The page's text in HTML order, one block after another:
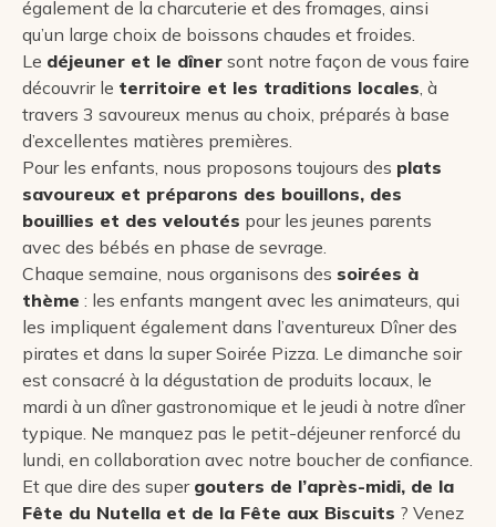
également de la charcuterie et des fromages, ainsi
qu’un large choix de boissons chaudes et froides.
Le déjeuner et le dîner sont notre façon de vous faire
découvrir le territoire et les traditions locales, à
travers 3 savoureux menus au choix, préparés à base
d’excellentes matières premières.
Pour les enfants, nous proposons toujours des plats
savoureux et préparons des bouillons, des
bouillies et des veloutés pour les jeunes parents
avec des bébés en phase de sevrage.
Chaque semaine, nous organisons des soirées à
thème : les enfants mangent avec les animateurs, qui
les impliquent également dans l’aventureux Dîner des
pirates et dans la super Soirée Pizza. Le dimanche soir
est consacré à la dégustation de produits locaux, le
mardi à un dîner gastronomique et le jeudi à notre dîner
typique. Ne manquez pas le petit-déjeuner renforcé du
lundi, en collaboration avec notre boucher de confiance.
Et que dire des super gouters de l’après-midi, de la
Fête du Nutella et de la Fête aux Biscuits ? Venez